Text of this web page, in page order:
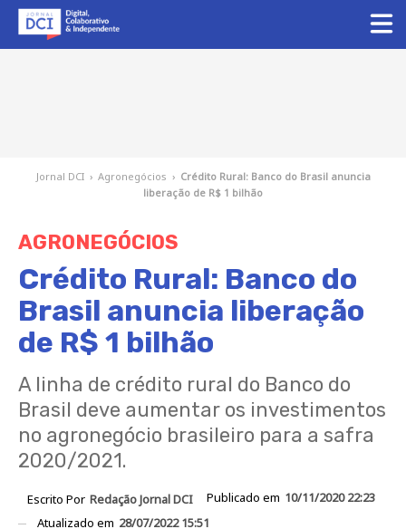
Jornal DCI › Agronegócios › Crédito Rural: Banco do Brasil anuncia
liberação de R$ 1 bilhão
AGRONEGÓCIOS
Crédito Rural: Banco do
Brasil anuncia liberação
de R$ 1 bilhão
A linha de crédito rural do Banco do
Brasil deve aumentar os investimentos
no agronegócio brasileiro para a safra
2020/2021.
Escrito Por Redação Jornal DCI Publicado em 10/11/2020 22:23
Atualizado em 28/07/2022 15:51